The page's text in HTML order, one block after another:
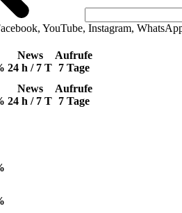
YouTube, Instagram,
News
24 h / 7 T
Aufrufe
7 Tage
News
24 h / 7 T
Aufrufe
7 Tage